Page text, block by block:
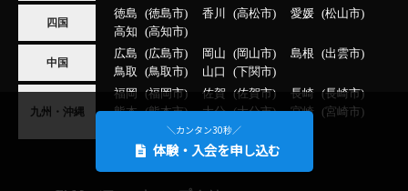
四国
徳島 徳島市 香川 高松市 愛媛
松山市
高知
高知市
中国
広島 広島市 岡山 岡山市 島根
出雲市
鳥取
鳥取市 山口 下関市
九州・沖縄
福岡 福岡市 佐賀 佐賀市 長崎
長崎市
熊本
熊本市 大分 大分市 宮崎
宮崎市
鹿児島市 沖縄
＼カンタン30秒／
体験・入会を申し込む